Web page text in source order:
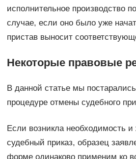
исполнительное производство
случае, если оно было уже
пристав выносит
Некоторые правовые
В данной статье мы
процедуре отмены судебного
Если возникла необходимость
судебный приказ, образец
форме одинаково применим ко